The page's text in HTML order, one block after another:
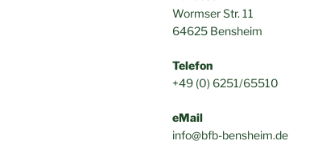
Wormser Str. 11
64625 Bensheim
Telefon
+49 (0) 6251/65510
eMail
info@bfb-bensheim.de